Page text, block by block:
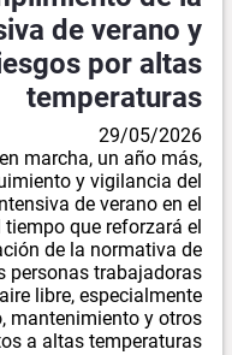
de verano y
por altas
temperaturas
29/05/2026
marcha, un año más,
y vigilancia del
de verano en el
que reforzará el
de la normativa de
personas trabajadoras
libre, especialmente
mantenimiento y otros
a altas temperaturas.